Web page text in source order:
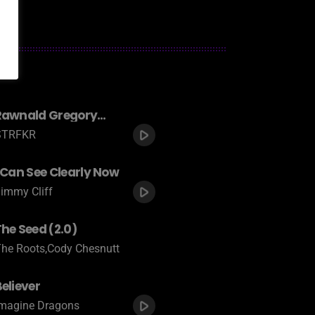
Gregory
the Second play_arrow
See Clearly Now
Cliff play_arrow
Seed (2.0)
Roots,Cody Chesnutt
Dragons play_arrow